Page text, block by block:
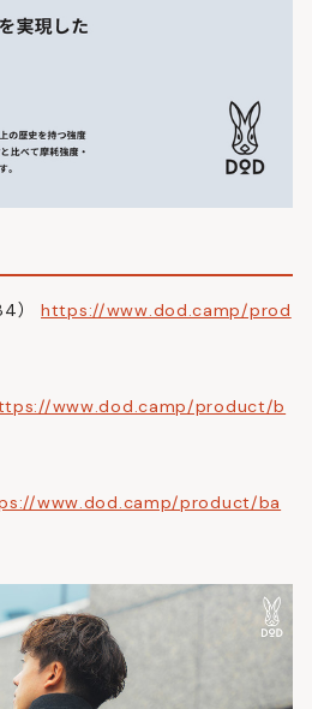
）https://www.dod.camp/prod
www.dod.camp/product/b
www.dod.camp/product/ba